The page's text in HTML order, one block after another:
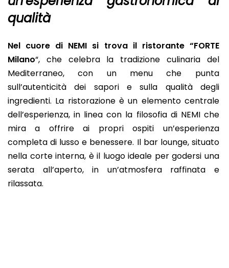
qualità
Nel cuore di NEMI si trova il ristorante “FORTE
Milano“, che celebra la tradizione culinaria del
Mediterraneo, con un menu che punta
sull’autenticità dei sapori e sulla qualità degli
ingredienti. La ristorazione è un elemento centrale
dell’esperienza, in linea con la filosofia di NEMI che
mira a offrire ai propri ospiti un’esperienza
completa di lusso e benessere. Il bar lounge, situato
nella corte interna, è il luogo ideale per godersi una
serata all’aperto, in un’atmosfera raffinata e
rilassata.